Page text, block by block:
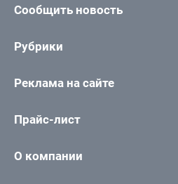
Сообщить новость
Рубрики
Реклама на сайте
Прайс-лист
О компании